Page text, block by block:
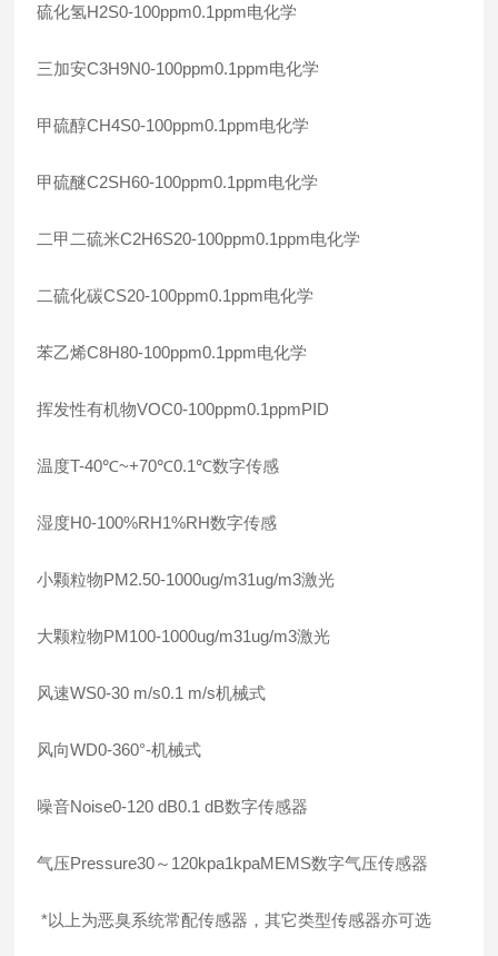
硫化氢H2S0-100ppm0.1ppm电化学
三加安C3H9N0-100ppm0.1ppm电化学
甲硫醇CH4S0-100ppm0.1ppm电化学
甲硫醚C2SH60-100ppm0.1ppm电化学
二甲二硫米C2H6S20-100ppm0.1ppm电化学
二硫化碳CS20-100ppm0.1ppm电化学
苯乙烯C8H80-100ppm0.1ppm电化学
挥发性有机物VOC0-100ppm0.1ppmPID
温度T-40℃~+70℃0.1℃数字传感
湿度H0-100%RH1%RH数字传感
小颗粒物PM2.50-1000ug/m31ug/m3激光
大颗粒物PM100-1000ug/m31ug/m3激光
风速WS0-30 m/s0.1 m/s机械式
风向WD0-360°-机械式
噪音Noise0-120 dB0.1 dB数字传感器
气压Pressure30～120kpa1kpaMEMS数字气压传感器
*以上为恶臭系统常配传感器，其它类型传感器亦可选